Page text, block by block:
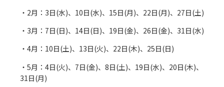
・2月：3日(水)、10日(水)、15日(月)、22日(月)、27日(土)
・3月：7日(日)、14日(日)、19日(金)、26日(金)、31日(水)
・4月：10日(土)、13日(火)、22日(木)、25日(日)
・5月：4日(火)、7日(金)、8日(土)、19日(水)、20日(木)、
31日(月)